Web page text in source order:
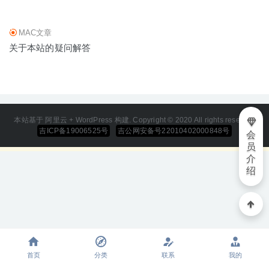
MAC文章
关于本站的疑问解答
本站基于 阿里云 + WordPress 构建. Copyright © 2020 All rights reserved
吉ICP备19006525号
吉公网安备号22010402000848号
会
员
介
绍
首页 分类 联系 我的